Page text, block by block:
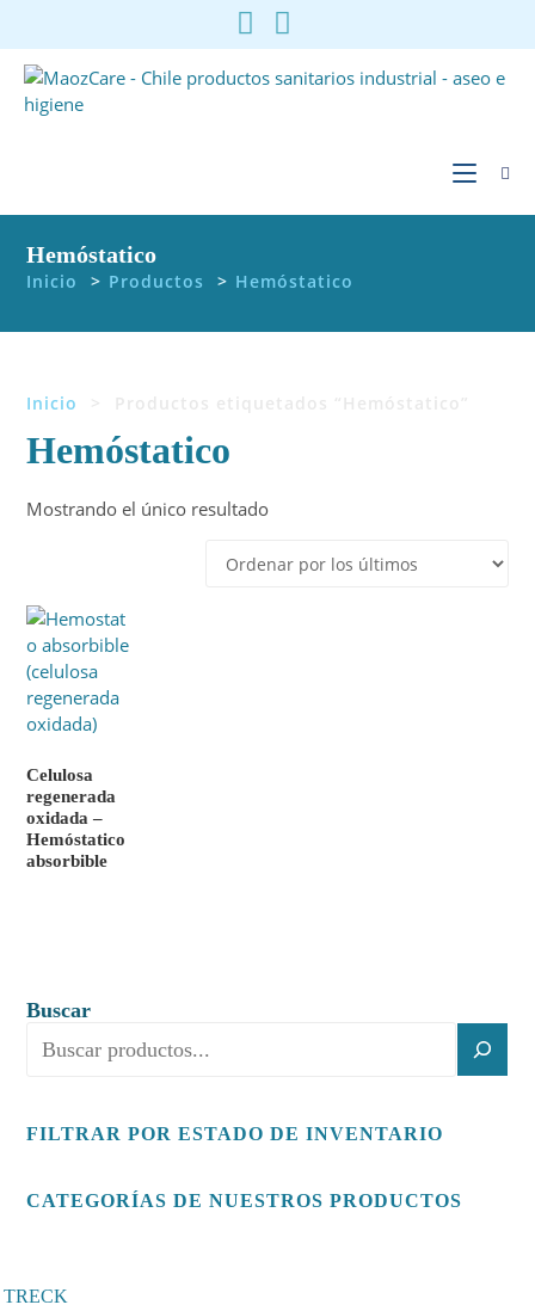
contenido
Hemóstatico
Inicio > Productos > Hemóstatico
Inicio
Hemóstatico
Mostrando el único resultado
Celulosa
regenerada
oxidada –
Hemóstatico
absorbible
Buscar
FILTRAR POR ESTADO DE INVENTARIO
CATEGORÍAS DE NUESTROS PRODUCTOS
TRECK